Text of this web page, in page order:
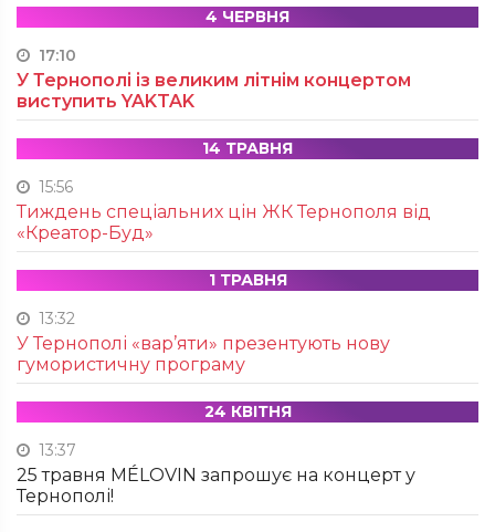
4 ЧЕРВНЯ
17:10
У Тернополі із великим літнім концертом
виступить YAKTAK
14 ТРАВНЯ
15:56
Тиждень спеціальних цін ЖК Тернополя від
«Креатор-Буд»
1 ТРАВНЯ
13:32
У Тернополі «вар’яти» презентують нову
гумористичну програму
24 КВІТНЯ
13:37
25 травня MÉLOVIN запрошує на концерт у
Тернополі!